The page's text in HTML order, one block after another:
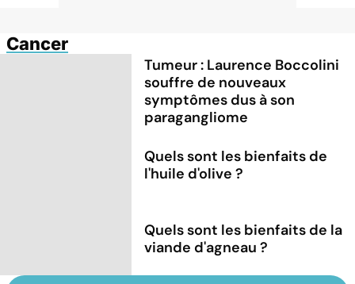
Cancer
Tumeur : Laurence Boccolini
souffre de nouveaux
symptômes dus à son
paragangliome
Quels sont les bienfaits de
l'huile d'olive ?
Quels sont les bienfaits de la
viande d'agneau ?